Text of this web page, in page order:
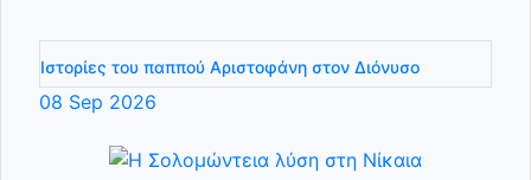
Ιστορίες του παππού Αριστοφάνη στον Διόνυσο
08 Sep 2026